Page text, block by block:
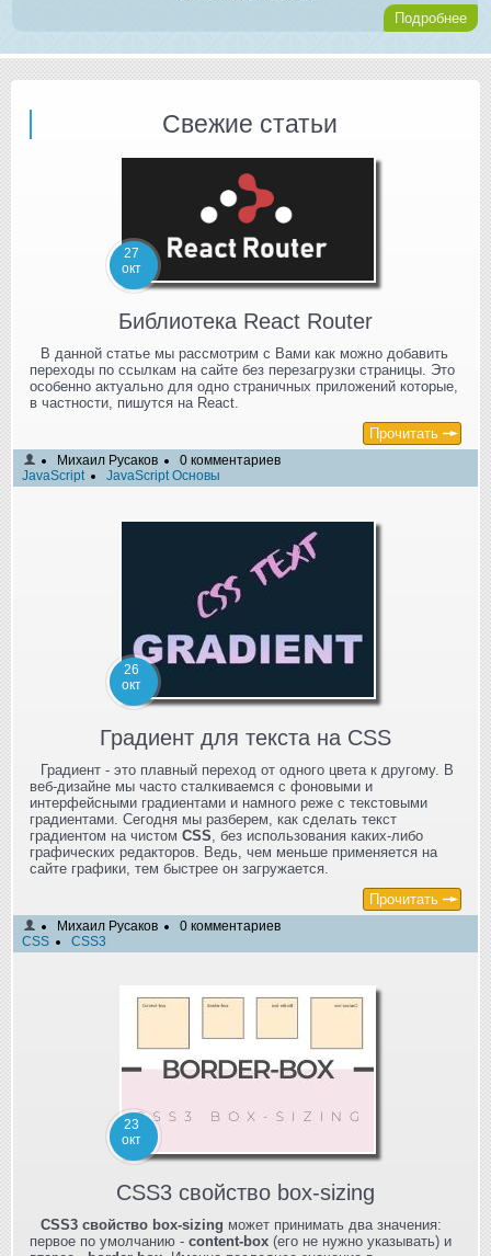
Подробнее
Свежие статьи
27
окт
Библиотека React Router
В данной статье мы рассмотрим с Вами как можно добавить
переходы по ссылкам на сайте без перезагрузки страницы. Это
особенно актуально для одно страничных приложений которые,
в частности, пишутся на React.
Прочитать
Михаил Русаков
0 комментариев
JavaScript
JavaScript Основы
26
окт
Градиент для текста на CSS
Градиент - это плавный переход от одного цвета к другому. В
веб-дизайне мы часто сталкиваемся с фоновыми и
интерфейсными градиентами и намного реже с текстовыми
градиентами. Сегодня мы разберем, как сделать текст
градиентом на чистом CSS , без использования каких-либо
графических редакторов. Ведь, чем меньше применяется на
сайте графики, тем быстрее он загружается.
Прочитать
Михаил Русаков
0 комментариев
CSS
CSS3
23
окт
CSS3 свойство box-sizing
CSS3 свойство box-sizing может принимать два значения:
первое по умолчанию - content-box (его не нужно указывать) и